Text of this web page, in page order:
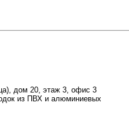
дом 20, этаж 3, офис 3
из ПВХ и алюминиевых